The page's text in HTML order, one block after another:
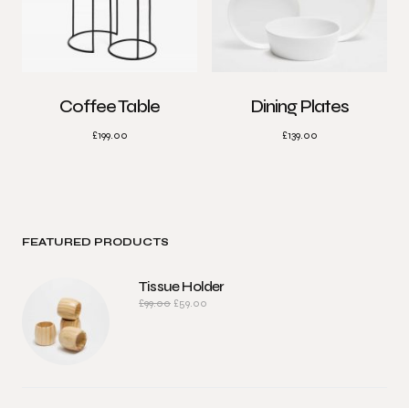
Coffee Table
£199.00
Dining Plates
£139.00
FEATURED PRODUCTS
Tissue Holder
£99.00 £59.00